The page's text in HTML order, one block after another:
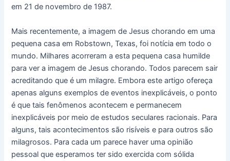
em 21 de novembro de 1987.
Mais recentemente, a imagem de Jesus chorando em uma
pequena casa em Robstown, Texas, foi notícia em todo o
mundo. Milhares acorreram a esta pequena casa humilde
para ver a imagem de Jesus chorando. Todos parecem sair
acreditando que é um milagre. Embora este artigo ofereça
apenas alguns exemplos de eventos inexplicáveis, o ponto
é que tais fenômenos acontecem e permanecem
inexplicáveis ​​por meio de estudos seculares racionais. Para
alguns, tais acontecimentos são risíveis e para outros são
milagrosos. Para cada um parece haver uma opinião
pessoal que esperamos ter sido exercida com sólida